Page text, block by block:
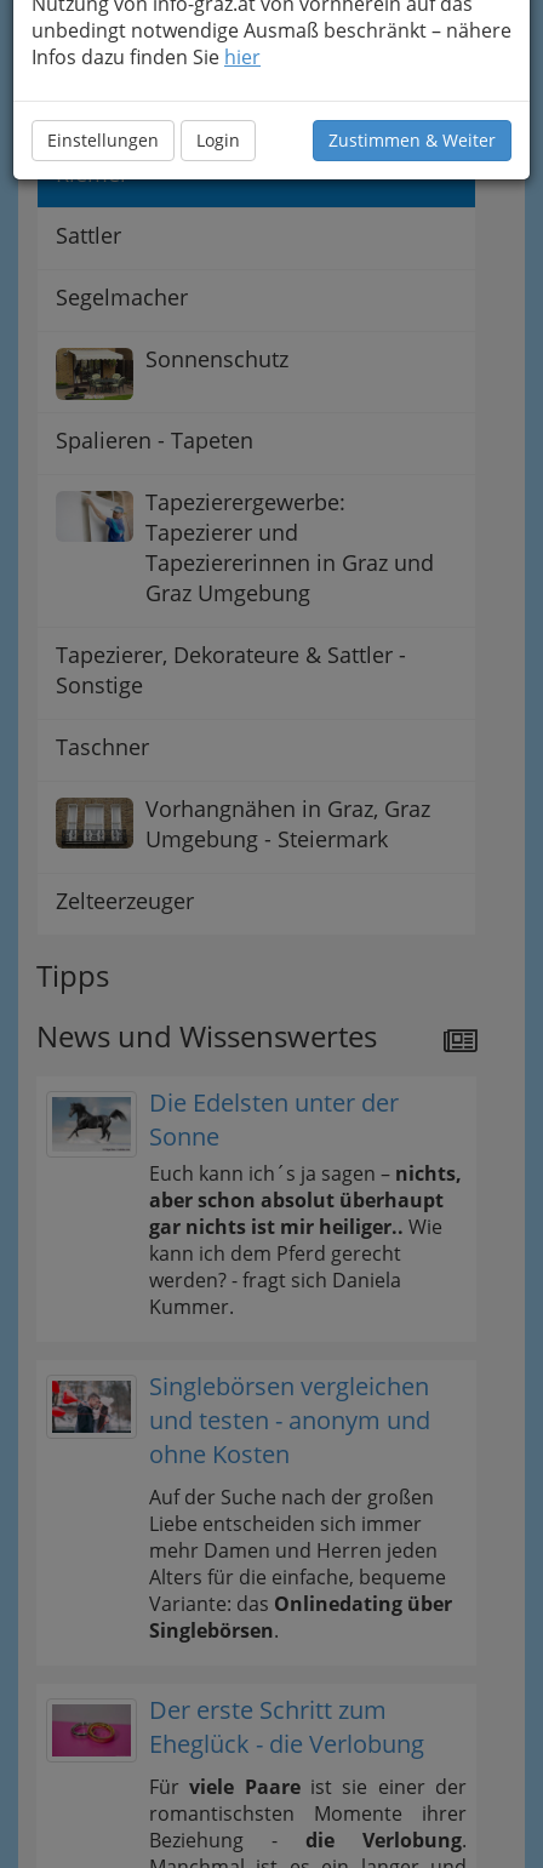
unbedingt notwendige Ausmaß beschränkt – nähere
Infos dazu finden Sie hier
Einstellungen Login Zustimmen & Weiter
Lederwarenerzeuger
Polsterer
Riemer
Sattler
Segelmacher
Sonnenschutz
Spalieren - Tapeten
Tapezierergewerbe:
Tapezierer und
Tapeziererinnen in Graz und
Graz Umgebung
Tapezierer, Dekorateure & Sattler -
Sonstige
Taschner
Vorhangnähen in Graz, Graz
Umgebung - Steiermark
Zelteerzeuger
Tipps
News und Wissenswertes
Die Edelsten unter der
Sonne
Euch kann ich´s ja sagen – nichts,
aber schon absolut überhaupt
gar nichts ist mir heiliger.. Wie
kann ich dem Pferd gerecht
werden? - fragt sich Daniela
Kummer.
Singlebörsen vergleichen
und testen - anonym und
ohne Kosten
Auf der Suche nach der großen
Liebe entscheiden sich immer
mehr Damen und Herren jeden
Alters für die einfache, bequeme
Variante: das Onlinedating über
Singlebörsen.
Der erste Schritt zum
Eheglück - die Verlobung
Fürviele Paareist sie einer der
romantischsten Momente ihrer
Beziehung - die Verlobung.